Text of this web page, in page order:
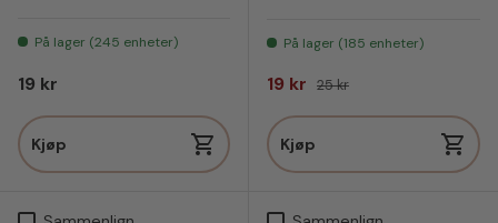
På lager (245 enheter)
Vanlig pris
19 kr
Kjøp
På lager (185 enheter)
Salgspris
19 kr Vanlig pris
25 kr
Kjøp